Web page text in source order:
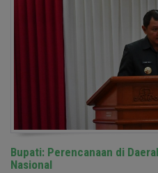
Bupati: Perencanaan di
Nasional